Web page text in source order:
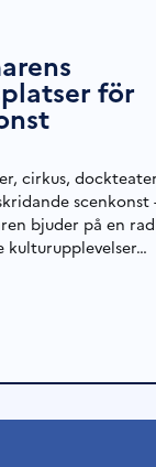
för
cirkus,
scenkonst
bjuder på en rad
kulturupplevelser…